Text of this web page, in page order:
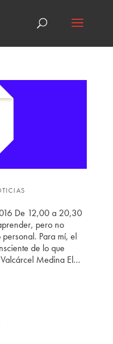
De 12,00 a 20,30
pero no
Para mí, el
de lo que
Medina El...